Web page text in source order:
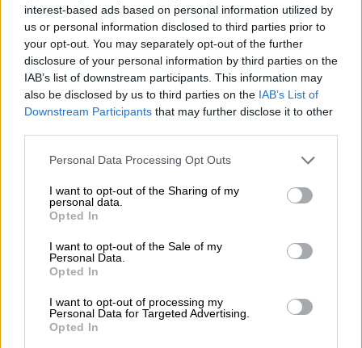
interest-based ads based on personal information utilized by
us or personal information disclosed to third parties prior to
your opt-out. You may separately opt-out of the further
disclosure of your personal information by third parties on the
IAB’s list of downstream participants. This information may
also be disclosed by us to third parties on the IAB’s List of
Downstream Participants that may further disclose it to other
Please note that this website/app uses one or more Google
not limited to your visit or usage behaviour. You may click to
grant or deny consent to Google and its third-party tags to
use your data for below specified purposes in below Google
consent section.
Personal Data Processing Opt Outs
I want to opt-out of the Sharing of my
personal data.
Opted In
I want to opt-out of the Sale of my
Personal Data.
Opted In
I want to opt-out of processing my
Personal Data for Targeted Advertising.
Opted In
ΔΙΑΒΑΣΤΕ ΕΠΙΣΗΣ
Κόσμος|28.01.2026 16:47
Έφοδος στα κεντρικά της Deutsche
Bank για ξέπλυμα μαύρου χρήματος -
Στο «μικροσκόπιο» ο Ρόμαν
Αμπράμοβιτς
Ελλάδα|10.02.2026 05:50
Ποιους ψάχνει η Αρχή για το Ξέπλυμα
στην υπόθεση Παναγόπουλου - Η
διπλή έρευνα και τα πολιτικά
πρόσωπα